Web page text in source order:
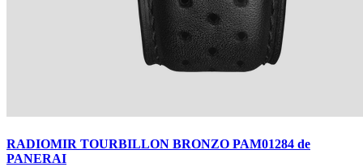
RADIOMIR TOURBILLON BRONZO PAM01284 de
PANERAI